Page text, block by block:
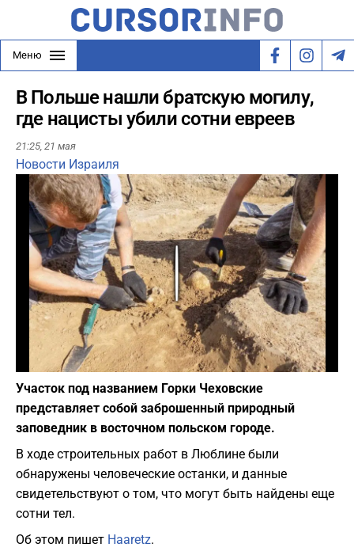
Меню
В Польше нашли братскую могилу,
где нацисты убили сотни евреев
21:25, 21 мая
Новости Израиля
Play
Фото: depositphotos.com
Участок под названием Горки Чеховские
представляет собой заброшенный природный
заповедник в восточном польском городе.
В ходе строительных работ в Люблине были
обнаружены человеческие останки, и данные
свидетельствуют о том, что могут быть найдены еще
сотни тел.
Об этом пишет Haaretz.